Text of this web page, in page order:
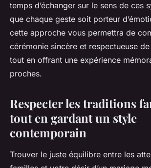
temps d’échanger sur le sens de ces
que chaque geste soit porteur
cette approche vous permettra de
cérémonie sincère et respectueuse
tout en offrant une expérience
proches.
Respecter les traditions
tout en gardant un style
contemporain
Trouver le juste équilibre entre les